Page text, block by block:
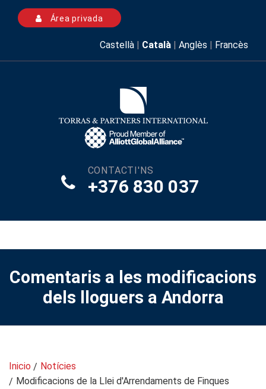
Área privada
Castellà | Català | Anglès | Francès
CONTACTI'NS
+376 830 037
Comentaris a les modificacions
dels lloguers a Andorra
Inicio
Notícies
Modificacions de la Llei d'Arrendaments de Finques